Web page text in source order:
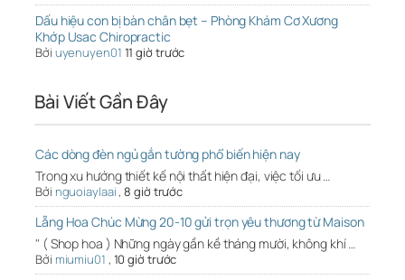
Dấu hiệu con bị bàn chân bẹt – Phòng Khám Cơ Xương
Khớp Usac Chiropractic
Bởi uyenuyen01 11 giờ trước
Bài Viết Gần Đây
Các dòng đèn ngủ gắn tường phổ biến hiện nay
Trong xu hướng thiết kế nội thất hiện đại, việc tối ưu …
Bởi nguoiaylaai,8 giờ trước
Lẵng Hoa Chúc Mừng 20-10 gửi trọn yêu thương từ Maison
" ( Shop hoa ) Những ngày gần kề tháng mười, không khí …
Bởi miumiu01 , 10 giờ trước